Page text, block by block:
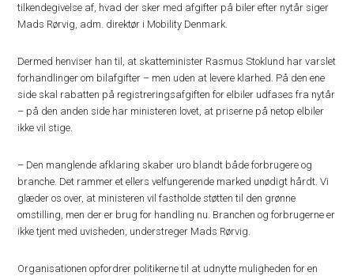
tilkendegivelse af, hvad der sker med afgifter på biler efter nytår siger
Mads Rørvig, adm. direktør i Mobility Denmark.
Dermed henviser han til, at skatteminister Rasmus Stoklund har varslet
forhandlinger om bilafgifter – men uden at levere klarhed. På den ene
side skal rabatten på registreringsafgiften for elbiler udfases fra nytår
– på den anden side har ministeren lovet, at priserne på netop elbiler
ikke vil stige.
– Den manglende afklaring skaber uro blandt både forbrugere og
branche. Det rammer et ellers velfungerende marked unødigt hårdt. Vi
glæder os over, at ministeren vil fastholde støtten til den grønne
omstilling, men der er brug for handling nu. Branchen og forbrugerne er
ikke tjent med uvisheden, understreger Mads Rørvig.
Organisationen opfordrer politikerne til at udnytte muligheden for en